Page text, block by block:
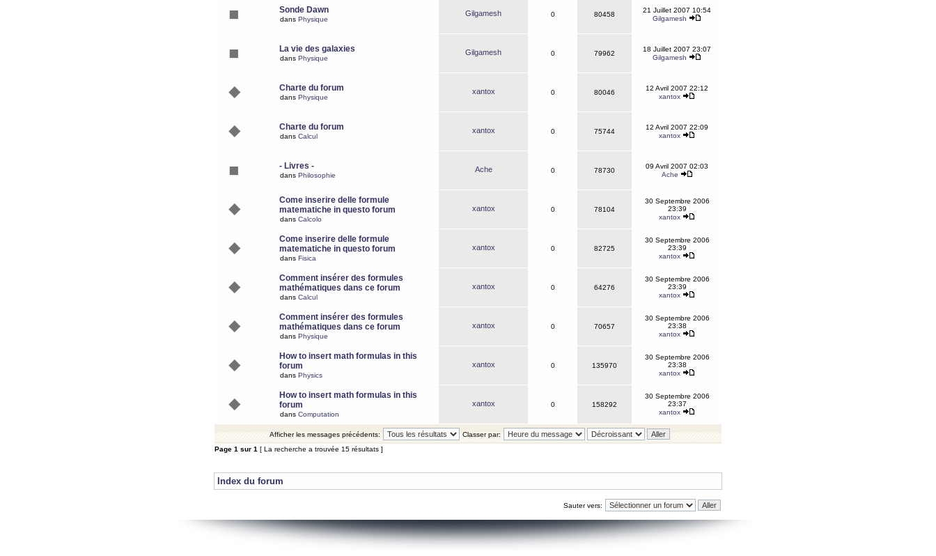
Sonde Dawn
dans Physique
Gilgamesh 0 80458
21 Juillet 2007 10:54
Gilgamesh
La vie des galaxies
dans Physique
Gilgamesh 0 79962
18 Juillet 2007 23:07
Gilgamesh
Charte du forum
dans Physique
xantox 0 80046
12 Avril 2007 22:12
xantox
Charte du forum
dans Calcul
xantox 0 75744
12 Avril 2007 22:09
xantox
- Livres -
dans Philosophie
Ache 0 78730
09 Avril 2007 02:03
Ache
Come inserire delle formule
matematiche in questo forum
dans Calcolo
xantox 0 78104
30 Septembre 2006
23:39
xantox
Come inserire delle formule
matematiche in questo forum
dans Fisica
xantox 0 82725
30 Septembre 2006
23:39
xantox
Comment insérer des formules
mathématiques dans ce forum
dans Calcul
xantox 0 64276
30 Septembre 2006
23:39
xantox
Comment insérer des formules
mathématiques dans ce forum
dans Physique
xantox 0 70657
30 Septembre 2006
23:38
xantox
How to insert math formulas in this
forum
dans Physics
xantox 0 135970
30 Septembre 2006
23:38
xantox
How to insert math formulas in this
forum
dans Computation
xantox 0 158292
30 Septembre 2006
23:37
xantox
Afficher les messages précédents:
Classer par:
Page 1 sur 1 [ La recherche a trouvée 15 résultats ]
Index du forum
Sauter vers: